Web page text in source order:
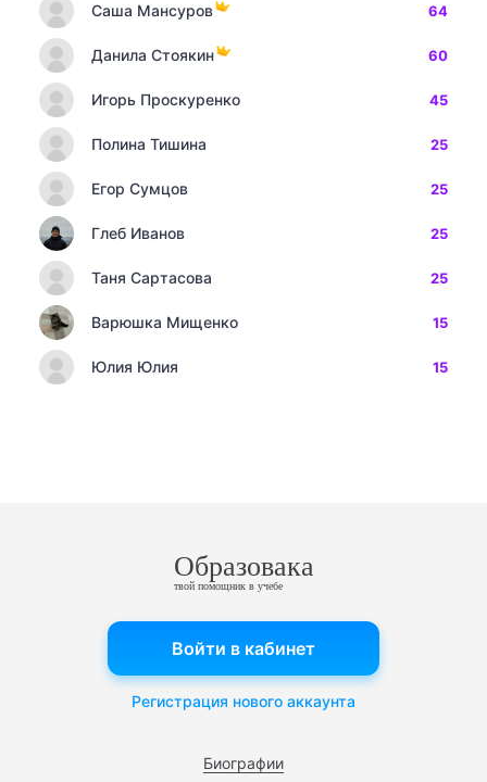
Саша Мансуров 64
Данила Стоякин 60
Игорь Проскуренко 45
Полина Тишина 25
Егор Сумцов 25
Глеб Иванов 25
Таня Сартасова 25
Варюшка Мищенко 15
Юлия Юлия 15
Образовака
твой помощник в учебе
Биографии
Войти в кабинет
Регистрация нового аккаунта